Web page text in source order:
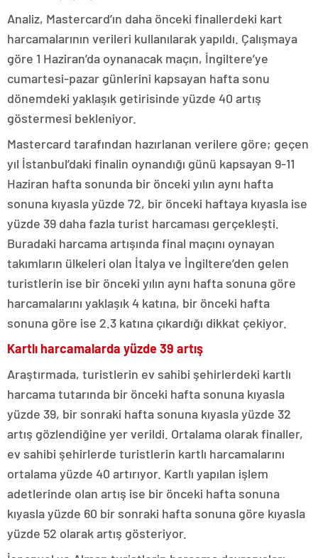
Analiz, Mastercard’ın daha önceki finallerdeki kart
harcamalarının verileri kullanılarak yapıldı. Çalışmaya
göre 1 Haziran’da oynanacak maçın, İngiltere’ye
cumartesi-pazar günlerini kapsayan hafta sonu
dönemdeki yaklaşık getirisinde yüzde 40 artış
göstermesi bekleniyor.
Mastercard tarafından hazırlanan verilere göre; geçen
yıl İstanbul’daki finalin oynandığı günü kapsayan 9-11
Haziran hafta sonunda bir önceki yılın aynı hafta
sonuna kıyasla yüzde 72, bir önceki haftaya kıyasla ise
yüzde 39 daha fazla turist harcaması gerçekleşti.
Buradaki harcama artışında final maçını oynayan
takımların ülkeleri olan İtalya ve İngiltere’den gelen
turistlerin ise bir önceki yılın aynı hafta sonuna göre
harcamalarını yaklaşık 4 katına, bir önceki hafta
sonuna göre ise 2.3 katına çıkardığı dikkat çekiyor.
Kartlı harcamalarda yüzde 39 artış
Araştırmada, turistlerin ev sahibi şehirlerdeki kartlı
harcama tutarında bir önceki hafta sonuna kıyasla
yüzde 39, bir sonraki hafta sonuna kıyasla yüzde 32
artış gözlendiğine yer verildi. Ortalama olarak finaller,
ev sahibi şehirlerde turistlerin kartlı harcamalarını
ortalama yüzde 40 artırıyor. Kartlı yapılan işlem
adetlerinde olan artış ise bir önceki hafta sonuna
kıyasla yüzde 60 bir sonraki hafta sonuna göre kıyasla
yüzde 52 olarak artış gösteriyor.